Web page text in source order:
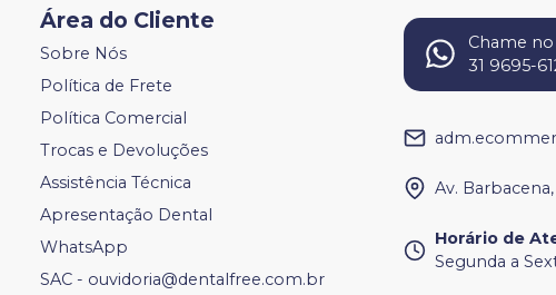
Área do Cliente
Sobre Nós
Política de Frete
Política Comercial
Trocas e Devoluções
Assistência Técnica
Apresentação Dental
WhatsApp
SAC - ouvidoria@dentalfree.com.br
Chame no
31 9695-
Av.
Horário de
Segunda a